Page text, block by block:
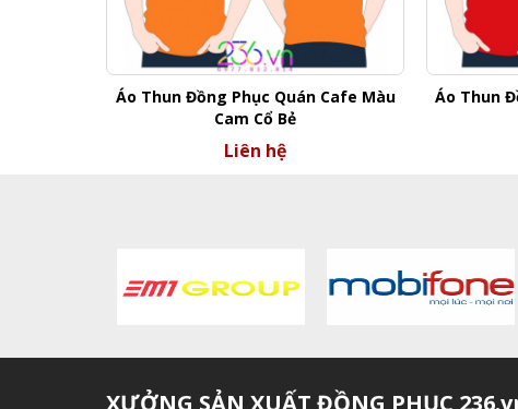
Áo Thun Đồng Phục Quán Cafe Màu
Cam Cổ Bẻ
Liên hệ
Áo Thun
XƯỞNG SẢN XUẤT ĐỒNG PHỤC